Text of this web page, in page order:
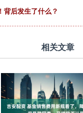
背后发生了什么？
相关文章